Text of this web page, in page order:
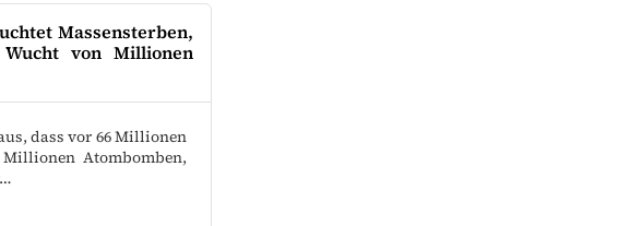
Massensterben,
von Millionen
dass vor 66 Millionen
Atombomben,